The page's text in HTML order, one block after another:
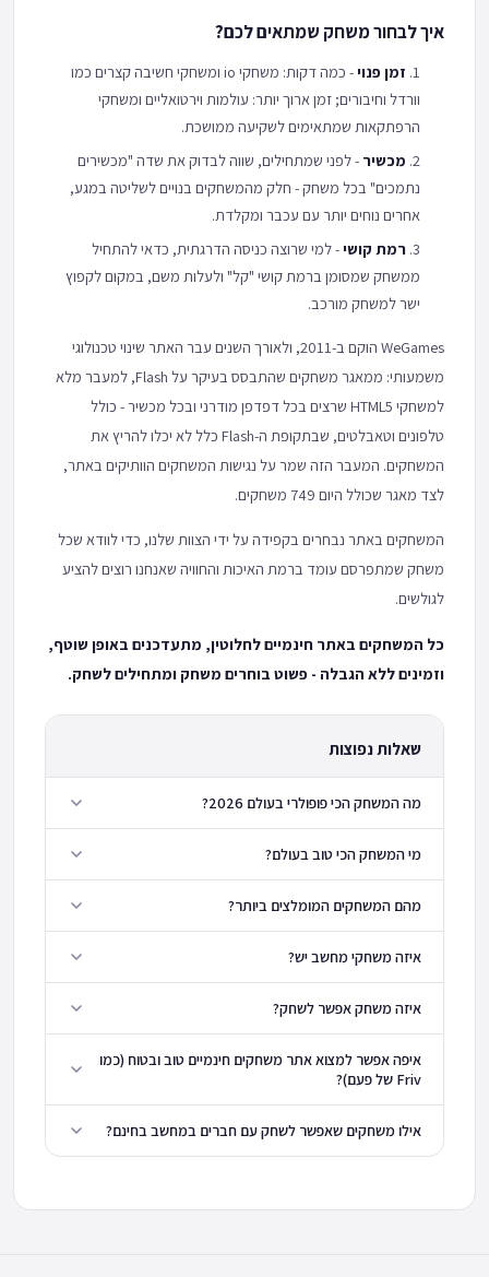
איך לבחור משחק שמתאים לכם?
זמן פנוי
- כמה דקות: משחקי io ומשחקי חשיבה קצרים כמו
וורדל וחיבורים; זמן ארוך יותר: עולמות וירטואליים ומשחקי
הרפתקאות שמתאימים לשקיעה ממושכת.
מכשיר - לפני שמתחילים, שווה לבדוק את שדה "מכשירים
נתמכים" בכל משחק - חלק מהמשחקים בנויים לשליטה במגע,
אחרים נוחים יותר עם עכבר ומקלדת.
רמת קושי- למי שרוצה כניסה הדרגתית, כדאי להתחיל
ממשחק שמסומן ברמת קושי "קל" ולעלות משם, במקום לקפוץ
ישר למשחק מורכב.
WeGames הוקם ב-2011, ולאורך השנים עבר האתר שינוי טכנולוגי
משמעותי: ממאגר משחקים שהתבסס בעיקר על Flash, למעבר מלא
למשחקי HTML5 שרצים בכל דפדפן מודרני ובכל מכשיר - כולל
טלפונים וטאבלטים, שבתקופת ה-Flash כלל לא יכלו להריץ את
המשחקים. המעבר הזה שמר על נגישות המשחקים הוותיקים באתר,
לצד מאגר שכולל היום 749 משחקים.
המשחקים באתר נבחרים בקפידה על ידי הצוות שלנו, כדי לוודא שכל
משחק שמתפרסם עומד ברמת האיכות והחוויה שאנחנו רוצים להציע
לגולשים.
כל המשחקים באתר חינמיים לחלוטין, מתעדכנים באופן שוטף,
וזמינים ללא הגבלה - פשוט בוחרים משחק ומתחילים לשחק.
שאלות נפוצות
מה המשחק הכי פופולרי בעולם 2026?
מי המשחק הכי טוב בעולם?
מהם המשחקים המומלצים ביותר?
איזה משחקי מחשב יש?
איזה משחק אפשר לשחק?
איפה אפשר למצוא אתר משחקים חינמיים טוב ובטוח (כמו
Friv של פעם)?
אילו משחקים שאפשר לשחק עם חברים במחשב בחינם?